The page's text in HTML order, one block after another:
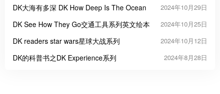
DK大海有多深 DK How Deep Is The Ocean 2024年10月29日
DK See How They Go交通工具系列英文绘本 2024年10月25日
DK readers star wars星球大战系列 2024年10月12日
DK的科普书之DK Experience系列 2024年8月28日